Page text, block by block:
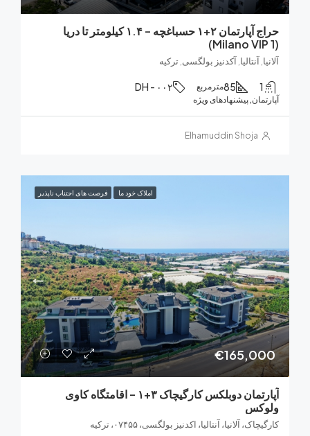
حراج آپارتمان ۲+۱ حسباغچه – ۱.۴ کیلومتر تا دریا
آنتالیا, آکدنیز بولگسی, ترکیه
85مترمربع DH - ۰۰۲
پیشنهادهای ویژه
Elhamuddin Shoja
فرصت های اجتناب ناپذیر
آپارتمان دوبلکس کارگیچاک ۳+۱ – اقامتگاه کاوی
آلانیا، آنتالیا، اکدنیز بولگسی، ۰۷۴۵۵، ترکیه